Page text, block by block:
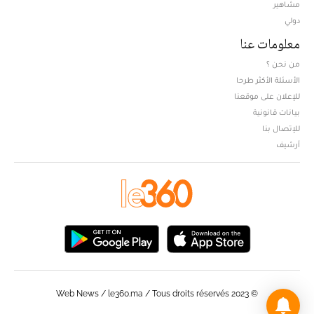
مشاهير
دولي
معلومات عنا
من نحن ؟
الأسئلة الأكثر طرحا
للإعلان على موقعنا
بيانات قانونية
للإتصال بنا
أرشيف
© Web News / le360.ma / Tous droits réservés 2023